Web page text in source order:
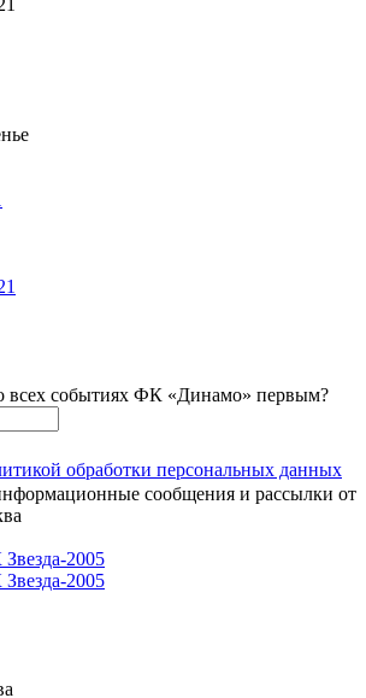
всех событиях ФК «Динамо» первым?
обработки персональных данных
сообщения и рассылки от
2005
2005